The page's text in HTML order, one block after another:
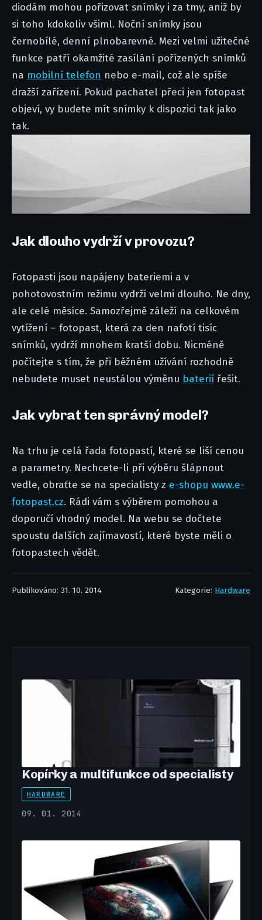
diodám mohou pořizovat snímky i za tmy, aniž by
si toho kdokoliv všiml. Noční snímky jsou
černobílé, denní plnobarevné. Mezi velmi užitečné
funkce patří okamžité zasílání pořízených snímků
na mobilní telefon nebo e-mail, což ale spíše
dražší zařízení. Pokud pachatel přeci jen fotopast
objeví, vy budete mít snímky k dispozici tak jako
tak.
Jak dlouho vydrží v provozu?
Fotopasti jsou napájeny bateriemi a v
pohotovostním režimu vydrží velmi dlouho. Ne dny,
ale celé měsíce. Samozřejmě záleží na celkovém
vytížení – fotopast, která za den nafotí tisíc
snímků, vydrží mnohem kratší dobu. Nicméně
počítejte s tím, že při běžném užívání rozhodně
nebudete muset neustálou výměnu baterií řešit.
Jak vybrat ten správný model?
Na trhu je celá řada fotopastí, které se liší cenou
a parametry. Nechcete-li při výběru šlápnout
vedle, obraťte se na specialisty z e-shopu www.e-
fotopast.cz. Rádi vám s výběrem pomohou a
doporučí vhodný model. Na webu se dočtete
spoustu dalších zajímavostí, které byste měli o
fotopastech vědět.
Publikováno: 31. 10. 2014 Kategorie: Hardware
Kopírky a multifunkce od specialisty
HARDWARE
09. 01. 2014